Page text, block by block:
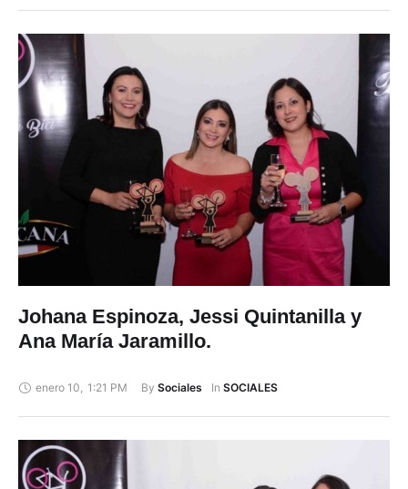
Johana Espinoza, Jessi Quintanilla y
Ana María Jaramillo.
enero 10 1:21 PM By Sociales In SOCIALES